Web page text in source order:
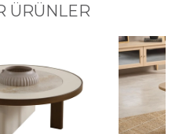
ÜRÜNLER